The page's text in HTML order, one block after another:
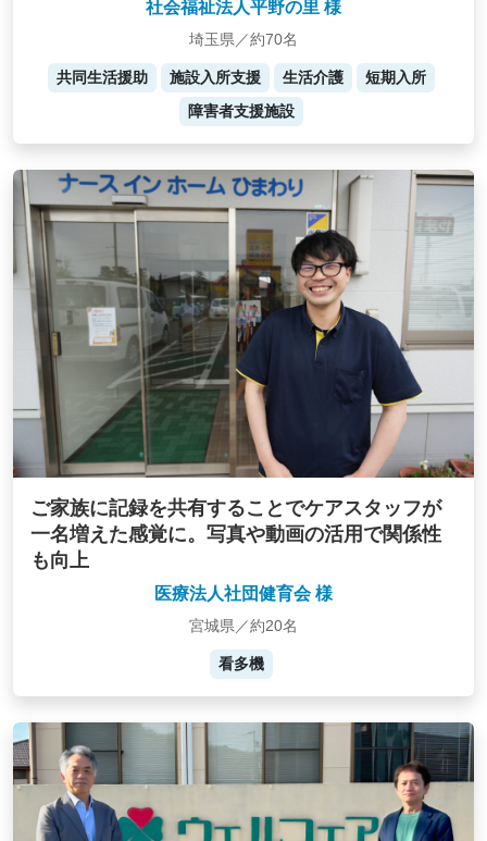
社会福祉法人平野の里 様
埼玉県／約70名
共同生活援助 施設入所支援 生活介護
短期入所
障害者支援施設
ご家族に記録を共有することでケアスタッフが
一名増えた感覚に。写真や動画の活用で関係性
も向上
医療法人社団健育会 様
宮城県／約20名
看多機